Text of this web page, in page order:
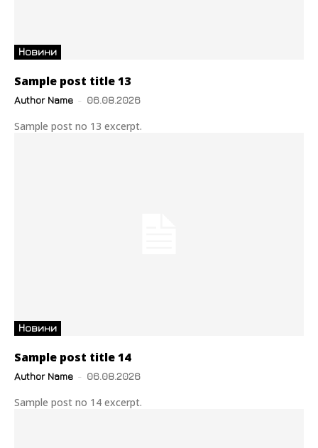
Новини
Sample post title 13
Author Name - 06.08.2026
Sample post no 13 excerpt.
Новини
Sample post title 14
Author Name - 06.08.2026
Sample post no 14 excerpt.